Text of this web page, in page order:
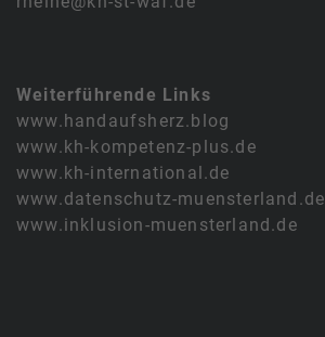
Weiterführende Links
www.handaufsherz.blog
www.kh-kompetenz-plus.de
www.kh-international.de
www.datenschutz-muensterland.de
www.inklusion-muensterland.de